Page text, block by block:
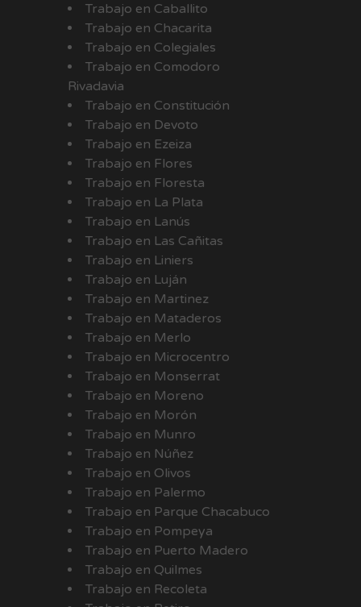
Trabajo en Caballito
Trabajo en Chacarita
Trabajo en Colegiales
Trabajo en Comodoro
Rivadavia
Trabajo en Constitución
Trabajo en Devoto
Trabajo en Ezeiza
Trabajo en Flores
Trabajo en Floresta
Trabajo en La Plata
Trabajo en Lanús
Trabajo en Las Cañitas
Trabajo en Liniers
Trabajo en Luján
Trabajo en Martinez
Trabajo en Mataderos
Trabajo en Merlo
Trabajo en Microcentro
Trabajo en Monserrat
Trabajo en Moreno
Trabajo en Morón
Trabajo en Munro
Trabajo en Núñez
Trabajo en Olivos
Trabajo en Palermo
Trabajo en Parque Chacabuco
Trabajo en Pompeya
Trabajo en Puerto Madero
Trabajo en Quilmes
Trabajo en Recoleta